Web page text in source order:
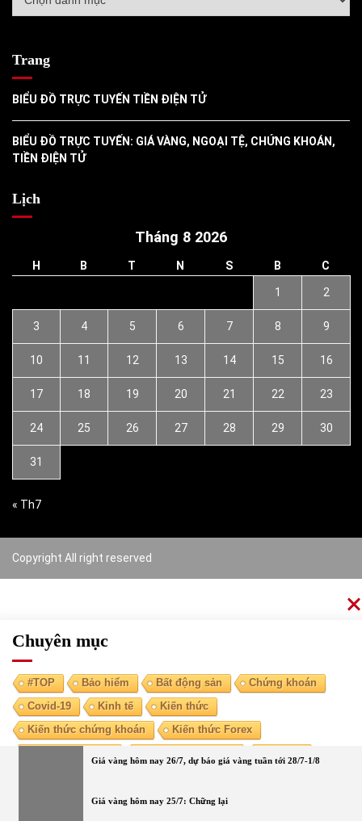
Giá vàng hôm nay 26/7, dự báo giá vàng tuần tới 28/7-1/8
Giá vàng hôm nay 25/7: Chững lại
mục
Trang
BIỂU ĐỒ TRỰC TUYẾN TIỀN ĐIỆN TỬ
BIỂU ĐỒ TRỰC TUYẾN: GIÁ VÀNG, NGOẠI TỆ, CHỨNG KHOÁN,
TIỀN ĐIỆN TỬ
Lịch
Tháng 8 2026
H B T N S B C
1 2
3 4 5 6 7 8 9
10 11 12 13 14 15 16
17 18 19 20 21 22 23
24 25 26 27 28 29 30
31
« Th7
Copyright All right reserved
Chuyên mục
#TOP Bảo hiểm Bất động sản
Chứng khoán
Covid-19
Kinh tế
Kiến thức
Kiến thức chứng khoán
Kiến thức Forex